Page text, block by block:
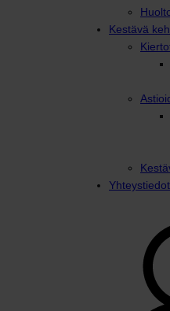
Kestävä
Yhteystiedot